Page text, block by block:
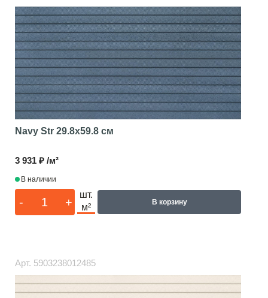
Navy Str 29.8x59.8 см
3 931 ₽ /м²
В наличии
- +
шт.
м²
В корзину
Арт. 5903238012485